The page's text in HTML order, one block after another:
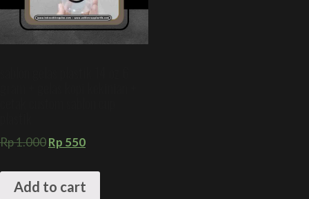
Rp1.000Rp 550
Add to cart